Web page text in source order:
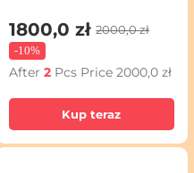
1800,0 zł 2000,0 zł
-10%
After2 Pcs Price2000,0 zł
Kup teraz